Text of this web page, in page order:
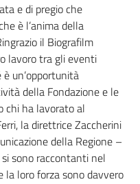
e di pregio che
è l’anima della
il Biografilm
lavoro tra gli eventi
un’opportunità
della Fondazione e le
chi ha lavorato al
la direttrice Zaccherini
della Regione –
sono raccontanti nel
la loro forza sono davvero